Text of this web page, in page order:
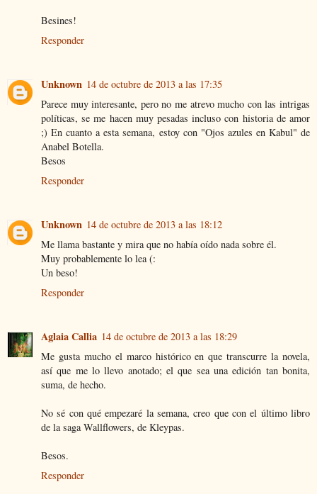
Besines!
Responder
Unknown 14 de octubre de 2013 a las 17:35
Parece muy interesante, pero no me atrevo mucho con las intrigas
políticas, se me hacen muy pesadas incluso con historia de amor
;) En cuanto a esta semana, estoy con "Ojos azules en Kabul" de
Anabel Botella.
Besos
Responder
Unknown 14 de octubre de 2013 a las 18:12
Me llama bastante y mira que no había oído nada sobre él.
Muy probablemente lo lea (:
Un beso!
Responder
Aglaia Callia 14 de octubre de 2013 a las 18:29
Me gusta mucho el marco histórico en que transcurre la novela,
así que me lo llevo anotado; el que sea una edición tan bonita,
suma, de hecho.
No sé con qué empezaré la semana, creo que con el último libro
de la saga Wallflowers, de Kleypas.
Besos.
Responder